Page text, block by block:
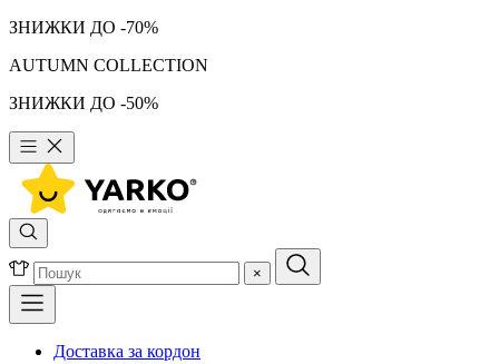
ЗНИЖКИ ДО -70%
AUTUMN COLLECTION
ЗНИЖКИ ДО -50%
×
Доставка за кордон